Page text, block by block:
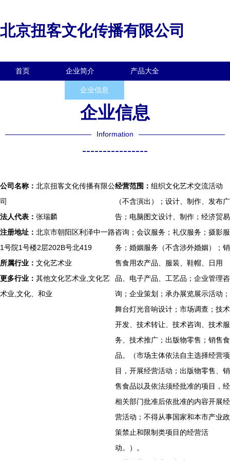
北京扭客文化传播有限公司
首页 企业简介 产品大全
企业信息
企业信息
Information
----------------
公司名称： 北京扭客文化传播有限公
司
法人代表： 张瑞麟
注册地址： 北京市朝阳区利泽中一路
1号院1号楼2层202B号北419
所属行业： 文化艺术业
更多行业： 其他文化艺术业,文化艺
术业,文化、和业
经营范围： 组织文化艺术交流活动
（不含演出）；设计、制作、发布广
告；电脑图文设计、制作；经济贸易
咨询；会议服务；礼仪服务；摄影服
务；婚姻服务（不含涉外婚姻）；销
售食用农产品、服装、鞋帽、日用
品、电子产品、工艺品；企业管理咨
询；企业策划；承办展览展示活动；
舞台灯光音响设计；市场调查；技术
开发、技术转让、技术咨询、技术服
务、技术推广；出版物零售；销售食
品。（市场主体依法自主选择经营项
目，开展经营活动；出版物零售、销
售食品以及依法须经批准的项目，经
相关部门批准后依批准的内容开展经
营活动；不得从事国家和本市产业政
策禁止和限制类项目的经营活
动。）。